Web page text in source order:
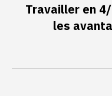
Travailler en
les